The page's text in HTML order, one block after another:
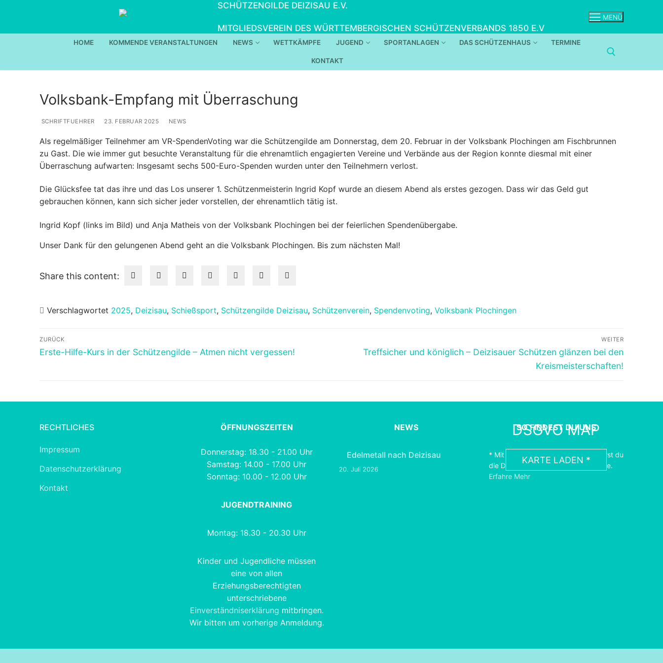
SCHÜTZENGILDE DEIZISAU E.V.
MITGLIEDSVEREIN DES WÜRTTEMBERGISCHEN SCHÜTZENVERBANDS 1850 E.V
MENÜ
HOME KOMMENDE VERANSTALTUNGEN NEWS WETTKÄMPFE JUGEND SPORTANLAGEN DAS SCHÜTZENHAUS TERMINE
KONTAKT
Volksbank-Empfang mit Überraschung
SCHRIFTFUEHRER 23. FEBRUAR 2025 NEWS
Als regelmäßiger Teilnehmer am VR-SpendenVoting war die Schützengilde am Donnerstag, dem 20. Februar in der Volksbank Plochingen am Fischbrunnen
zu Gast. Die wie immer gut besuchte Veranstaltung für die ehrenamtlich engagierten Vereine und Verbände aus der Region konnte diesmal mit einer
Überraschung aufwarten: Insgesamt sechs 500-Euro-Spenden wurden unter den Teilnehmern verlost.
Die Glücksfee tat das ihre und das Los unserer 1. Schützenmeisterin Ingrid Kopf wurde an diesem Abend als erstes gezogen. Dass wir das Geld gut
gebrauchen können, kann sich sicher jeder vorstellen, der ehrenamtlich tätig ist.
Ingrid Kopf (links im Bild) und Anja Matheis von der Volksbank Plochingen bei der feierlichen Spendenübergabe.
Unser Dank für den gelungenen Abend geht an die Volksbank Plochingen. Bis zum nächsten Mal!
Share this content:
Verschlagwortet 2025, Deizisau, Schießsport, Schützengilde Deizisau, Schützenverein, Spendenvoting, Volksbank Plochingen
Beitragsnavigation
ZURÜCK
Vorheriger
Erste-Hilfe-Kurs in der Schützengilde – Atmen nicht vergessen!
WEITER
Nächster
Treffsicher und königlich – Deizisauer Schützen glänzen bei den
Kreismeisterschaften!
RECHTLICHES
Impressum
Datenschutzerklärung
Kontakt
ÖFFNUNGSZEITEN
Donnerstag: 18.30 - 21.00 Uhr
Samstag: 14.00 - 17.00 Uhr
Sonntag: 10.00 - 12.00 Uhr
JUGENDTRAINING
Montag: 18.30 - 20.30 Uhr
Kinder und Jugendliche müssen
eine von allen
Erziehungsberechtigten
unterschriebene
Einverständniserklärung mitbringen.
Wir bitten um vorherige Anmeldung.
NEWS
Edelmetall nach Deizisau
20. Juli 2026
SO FINDEST DU UNS
DSGVO MAP
KARTE LADEN *
* Mit dem Laden der Karte akzeptierst du
die Datenschutzerklärung von Google.
Erfahre Mehr